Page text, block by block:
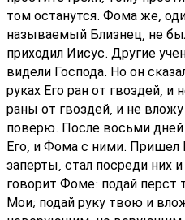
том останутся. Фома же,
называемый Близнец, не
приходил Иисус. Другие
видели Господа. Но он
руках Его ран от гвоздей, и
раны от гвоздей, и не
поверю. После восьми
Его, и Фома с ними. Пришел
заперты, стал посреди них
говорит Фоме: подай
Мои; подай руку твою и